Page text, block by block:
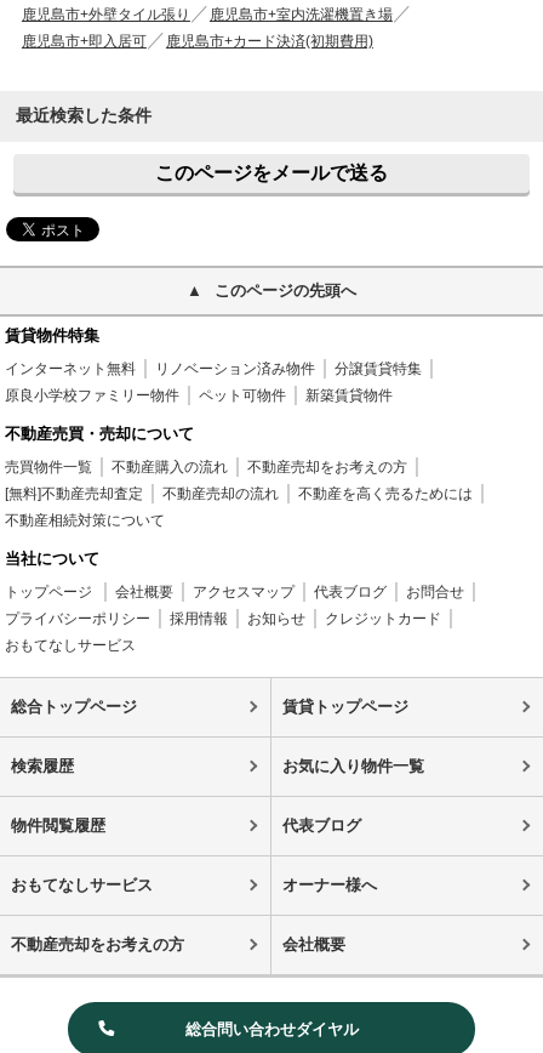
鹿児島市+外壁タイル張り
鹿児島市+室内洗濯機置き場
鹿児島市+即入居可
鹿児島市+カード決済(初期費用)
最近検索した条件
このページをメールで送る
このページの先頭へ
賃貸物件特集
インターネット無料 リノベーション済み物件
分譲賃貸特集
原良小学校ファミリー物件
ペット可物件 新築賃貸物件
不動産売買・売却について
売買物件一覧 不動産購入の流れ
不動産売却をお考えの方
[無料]不動産売却査定
不動産売却の流れ
不動産を高く売るためには
不動産相続対策について
当社について
トップページ 会社概要 アクセスマップ 代表ブログ
お問合せ
プライバシーポリシー
採用情報 お知らせ
クレジットカード
おもてなしサービス
総合トップページ 賃貸トップページ
検索履歴 お気に入り物件一覧
物件閲覧履歴 代表ブログ
おもてなしサービス オーナー様へ
不動産売却をお考えの方 会社概要
総合問い合わせダイヤル